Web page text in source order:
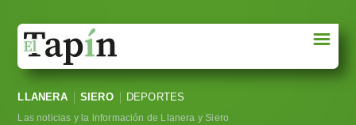
Sociedad
☰
LLANERA SIERO DEPORTES
Las noticias y la información de Llanera y Siero